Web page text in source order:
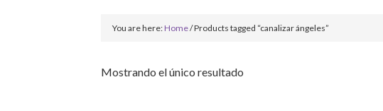
You are here:Home/Products tagged “canalizar ángeles”
Mostrando el único resultado